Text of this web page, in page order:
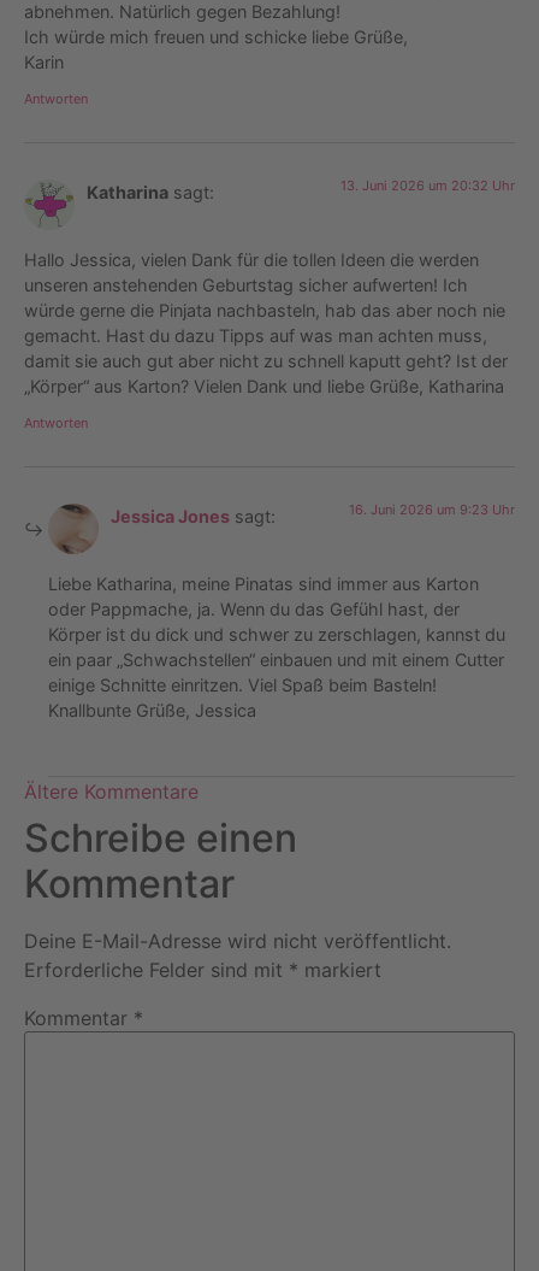
abnehmen. Natürlich gegen Bezahlung!
Ich würde mich freuen und schicke liebe Grüße,
Karin
Antworten
Katharina sagt: 13. Juni 2026 um 20:32 Uhr
Hallo Jessica, vielen Dank für die tollen Ideen die werden
unseren anstehenden Geburtstag sicher aufwerten! Ich
würde gerne die Pinjata nachbasteln, hab das aber noch nie
gemacht. Hast du dazu Tipps auf was man achten muss,
damit sie auch gut aber nicht zu schnell kaputt geht? Ist der
„Körper“ aus Karton? Vielen Dank und liebe Grüße, Katharina
Antworten
Jessica Jones sagt: 16. Juni 2026 um 9:23 Uhr
Liebe Katharina, meine Pinatas sind immer aus Karton
oder Pappmache, ja. Wenn du das Gefühl hast, der
Körper ist du dick und schwer zu zerschlagen, kannst du
ein paar „Schwachstellen“ einbauen und mit einem Cutter
einige Schnitte einritzen. Viel Spaß beim Basteln!
Knallbunte Grüße, Jessica
Ältere Kommentare
Schreibe einen
Kommentar
Deine E-Mail-Adresse wird nicht veröffentlicht.
Erforderliche Felder sind mit * markiert
Kommentar *